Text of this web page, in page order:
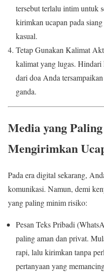
tersebut terlalu intim untuk
kirimkan ucapan pada
kasual.
Tetap Gunakan Kalimat
kalimat yang lugas.
dari doa Anda
ganda.
Media yang
Mengirimkan
Pada era digital sekarang,
komunikasi. Namun, demi
yang paling minim risiko:
Pesan Teks Pribadi
paling aman dan privat.
rapi, lalu kirimkan tanpa
pertanyaan yang